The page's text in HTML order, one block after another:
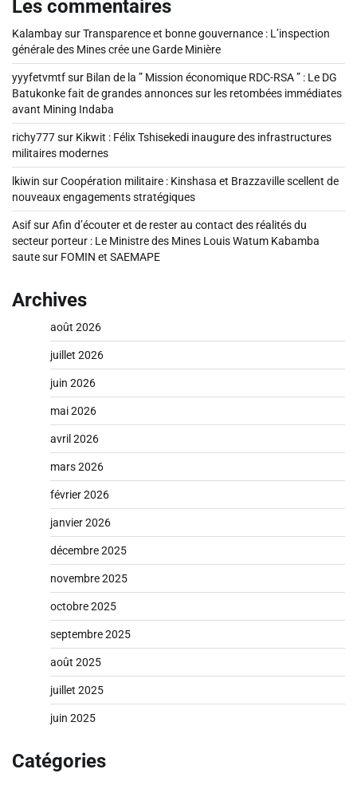
Les commentaires
KalambaysurTransparence et bonne gouvernance : L’inspection
générale des Mines crée une Garde Minière
yyyfetvmtfsur Bilan de la ” Mission économique RDC-RSA ” : Le DG
Batukonke fait de grandes annonces sur les retombées immédiates
avant Mining Indaba
richy777sur Kikwit : Félix Tshisekedi inaugure des infrastructures
militaires modernes
lkiwin surCoopération militaire : Kinshasa et Brazzaville scellent de
nouveaux engagements stratégiques
AsifsurAfin d’écouter et de rester au contact des réalités du
secteur porteur : Le Ministre des Mines Louis Watum Kabamba
saute sur FOMIN et SAEMAPE
Archives
août 2026
juillet 2026
juin 2026
mai 2026
avril 2026
mars 2026
février 2026
janvier 2026
décembre 2025
novembre 2025
octobre 2025
septembre 2025
août 2025
juillet 2025
juin 2025
Catégories